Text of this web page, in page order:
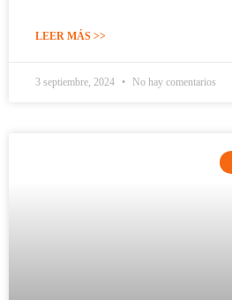
LEER MÁS >>
3 septiembre, 2024 No hay comentarios